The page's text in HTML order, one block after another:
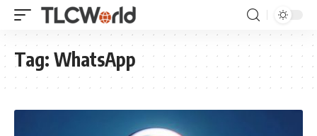
Tag: WhatsApp